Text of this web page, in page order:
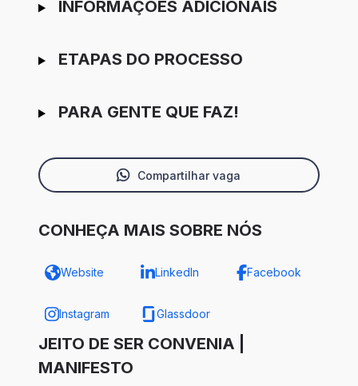
INFORMAÇÕES ADICIONAIS
ETAPAS DO PROCESSO
PARA GENTE QUE FAZ!
Compartilhar vaga
CONHEÇA MAIS SOBRE NÓS
Website LinkedIn Facebook
Instagram Glassdoor
JEITO DE SER CONVENIA |
MANIFESTO